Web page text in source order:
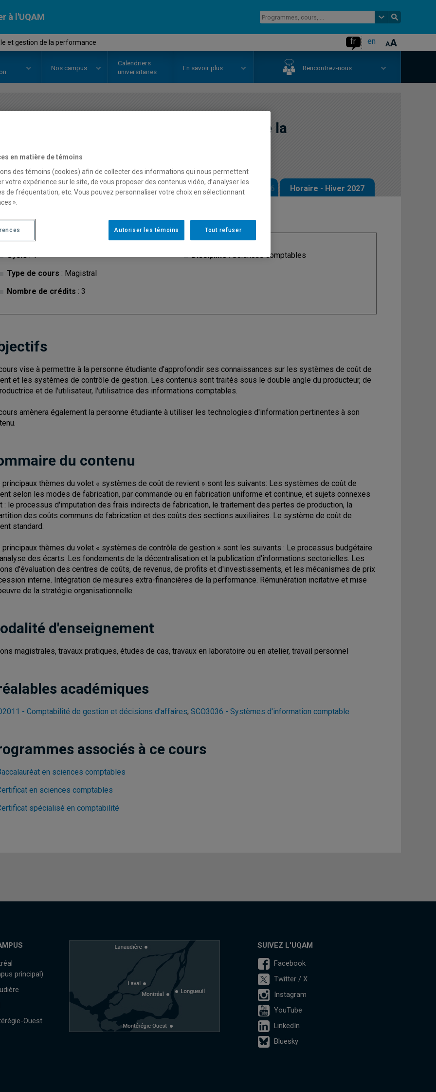
à l'UQAM
et gestion de la performance fr en
Nos campus
Calendriers
universitaires
En savoir plus Rencontrez-nous
Contrôle et gestion de la
performance
Description Horaire - Été 2026 Horaire - Automne 2026 Horaire - Hiver 2027
Cycle: 1
Type de cours : Magistral
Nombre de crédits : 3
Discipline: Sciences comptables
vise à permettre à la personne étudiante d'approfondir ses connaissances sur les systèmes de coût de
et les systèmes de contrôle de gestion. Les contenus sont traités sous le double angle du producteur, de
et de l'utilisateur, l'utilisatrice des informations comptables.
amènera également la personne étudiante à utiliser les technologies d'information pertinentes à son
du contenu
principaux thèmes du volet « systèmes de coût de revient » sont les suivants: Les systèmes de coût de
selon les modes de fabrication, par commande ou en fabrication uniforme et continue, et sujets connexes
: le processus d'imputation des frais indirects de fabrication, le traitement des pertes de production, la
des coûts communs de fabrication et des coûts des sections auxiliaires. Le système de coût de
standard.
principaux thèmes du volet « systèmes de contrôle de gestion » sont les suivants : Le processus budgétaire
des écarts. Les fondements de la décentralisation et la publication d'informations sectorielles. Les
d'évaluation des centres de coûts, de revenus, de profits et d'investissements, et les mécanismes de prix
interne. Intégration de mesures extra-financières de la performance. Rémunération incitative et mise
de la stratégie organisationnelle.
d'enseignement
magistrales, travaux pratiques, études de cas, travaux en laboratoire ou en atelier, travail personnel
académiques
- Comptabilité de gestion et décisions d'affaires, SCO3036 - Systèmes d'information comptable
associés à ce cours
en sciences comptables
en sciences comptables
spécialisé en comptabilité
principal)
Ouest
SUIVEZ L'UQAM
Facebook
Twitter / X
Instagram
YouTube
LinkedIn
Bluesky
en matière de témoins
des témoins (cookies) afin de collecter des informations qui nous permettent
votre expérience sur le site, de vous proposer des contenus vidéo, d’analyser les
de fréquentation, etc. Vous pouvez personnaliser votre choix en sélectionnant
».
Tout refuser
Autoriser les témoins